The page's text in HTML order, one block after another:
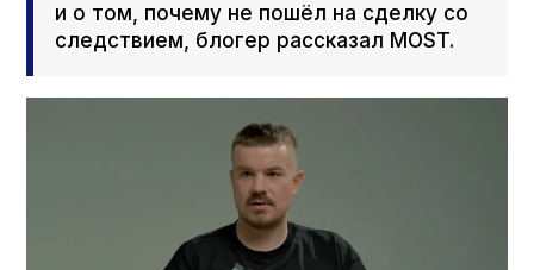
и о том, почему не пошёл на сделку со
следствием, блогер рассказал MOST.